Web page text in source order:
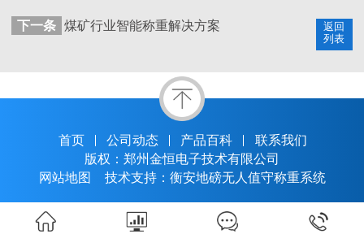
返回
列表
下一条 煤矿行业智能称重解决方案
首页 公司动态 产品百科
联系我们
版权：郑州金恒电子技术有限公司
网站地图
技术支持：衡安地磅无人值守称重系统